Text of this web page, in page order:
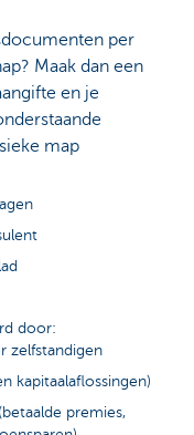
per
Maak dan een
en je
map
door:
zelfstandigen
kapitaalaflossingen)
premies,